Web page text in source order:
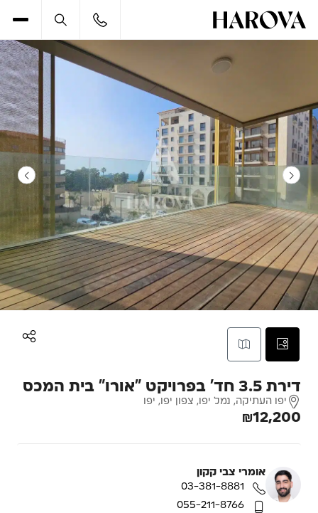
דירת 3.5 חד’ בפרויקט “אורו” בית המכס
יפו העתיקה, נמל יפו, צפון יפו, יפו
₪12,200
אומרי צבי קקון
03-381-8881
055-211-8766